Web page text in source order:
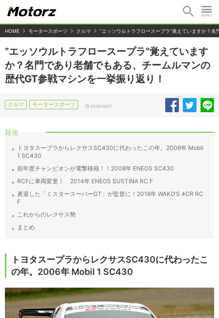
HOME モータースポーツ クルマ ”エッソウルトラフロースープラ”覚えていますか？
”エッソウルトラフロースープラ”覚えています
か？名門であり老舗でもある、チームルマンの
歴代GT参戦マシンを一挙振り返り！
クルマ モータースポーツ 2016/10/07
目次
トヨタスープラからレクサスSC430に代わったこの年。2006年 Mobil
1 SC430
前年度チャンピオンが電撃移籍！！2008年 ENEOS SC430
RCFに車両変更！ 2014年 ENEOS SUSTINA RC F
勇退した「ミスタースーパーGT」が監督に！2016年 WAKO’S 4CR RC
F
これからのレクサス勢
まとめ
トヨタスープラからレクサスSC430に代わったこ
の年。2006年 Mobil 1 SC430